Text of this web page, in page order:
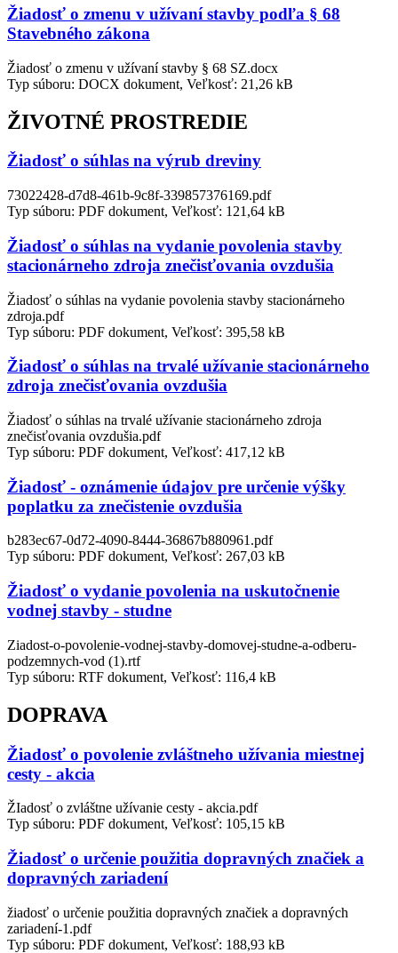
Žiadosť o zmenu v užívaní stavby podľa § 68
Stavebného zákona
Žiadosť o zmenu v užívaní stavby § 68 SZ.docx
Typ súboru: DOCX dokument, Veľkosť: 21,26 kB
ŽIVOTNÉ PROSTREDIE
Žiadosť o súhlas na výrub dreviny
73022428-d7d8-461b-9c8f-339857376169.pdf
Typ súboru: PDF dokument, Veľkosť: 121,64 kB
Žiadosť o súhlas na vydanie povolenia stavby
stacionárneho zdroja znečisťovania ovzdušia
Žiadosť o súhlas na vydanie povolenia stavby stacionárneho
zdroja.pdf
Typ súboru: PDF dokument, Veľkosť: 395,58 kB
Žiadosť o súhlas na trvalé užívanie stacionárneho
zdroja znečisťovania ovzdušia
Žiadosť o súhlas na trvalé užívanie stacionárneho zdroja
znečisťovania ovzdušia.pdf
Typ súboru: PDF dokument, Veľkosť: 417,12 kB
Žiadosť - oznámenie údajov pre určenie výšky
poplatku za znečistenie ovzdušia
b283ec67-0d72-4090-8444-36867b880961.pdf
Typ súboru: PDF dokument, Veľkosť: 267,03 kB
Žiadosť o vydanie povolenia na uskutočnenie
vodnej stavby - studne
Ziadost-o-povolenie-vodnej-stavby-domovej-studne-a-odberu-
podzemnych-vod (1).rtf
Typ súboru: RTF dokument, Veľkosť: 116,4 kB
DOPRAVA
Žiadosť o povolenie zvláštneho užívania miestnej
cesty - akcia
ŽIadosť o zvláštne užívanie cesty - akcia.pdf
Typ súboru: PDF dokument, Veľkosť: 105,15 kB
Žiadosť o určenie použitia dopravných značiek a
dopravných zariadení
žiadosť o určenie použitia dopravných značiek a dopravných
zariadení-1.pdf
Typ súboru: PDF dokument, Veľkosť: 188,93 kB